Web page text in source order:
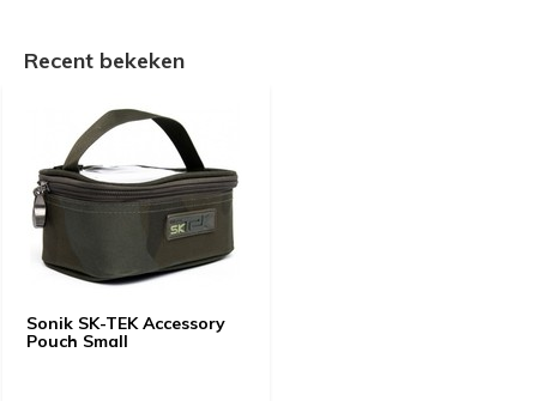
Recent bekeken
Sonik SK-TEK Accessory
Pouch Small